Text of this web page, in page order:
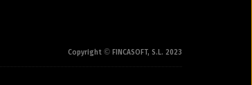
Copyright© FINCASOFT, S.L. 2023